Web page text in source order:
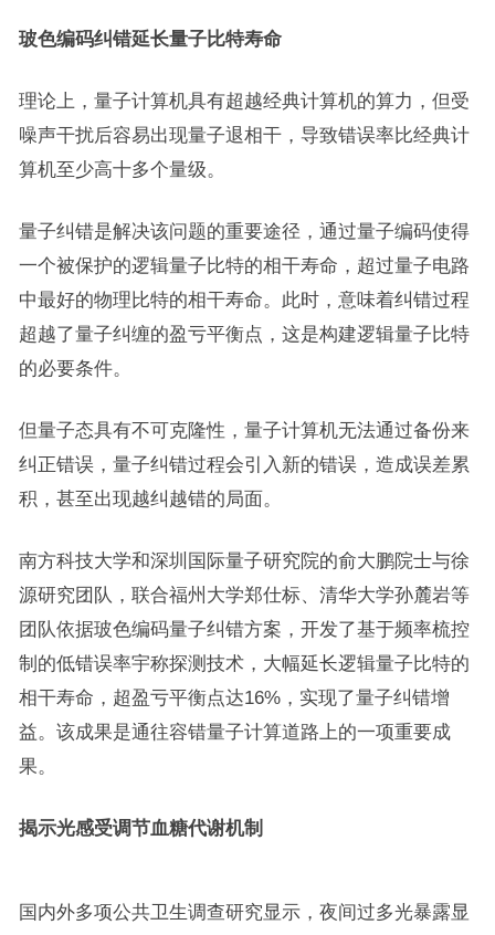
玻色编码纠错延长量子比特寿命
理论上，量子计算机具有超越经典计算机的算力，但受
噪声干扰后容易出现量子退相干，导致错误率比经典计
算机至少高十多个量级。
量子纠错是解决该问题的重要途径，通过量子编码使得
一个被保护的逻辑量子比特的相干寿命，超过量子电路
中最好的物理比特的相干寿命。此时，意味着纠错过程
超越了量子纠缠的盈亏平衡点，这是构建逻辑量子比特
的必要条件。
但量子态具有不可克隆性，量子计算机无法通过备份来
纠正错误，量子纠错过程会引入新的错误，造成误差累
积，甚至出现越纠越错的局面。
南方科技大学和深圳国际量子研究院的俞大鹏院士与徐
源研究团队，联合福州大学郑仕标、清华大学孙麓岩等
团队依据玻色编码量子纠错方案，开发了基于频率梳控
制的低错误率宇称探测技术，大幅延长逻辑量子比特的
相干寿命，超盈亏平衡点达16%，实现了量子纠错增
益。该成果是通往容错量子计算道路上的一项重要成
果。
揭示光感受调节血糖代谢机制
国内外多项公共卫生调查研究显示，夜间过多光暴露显